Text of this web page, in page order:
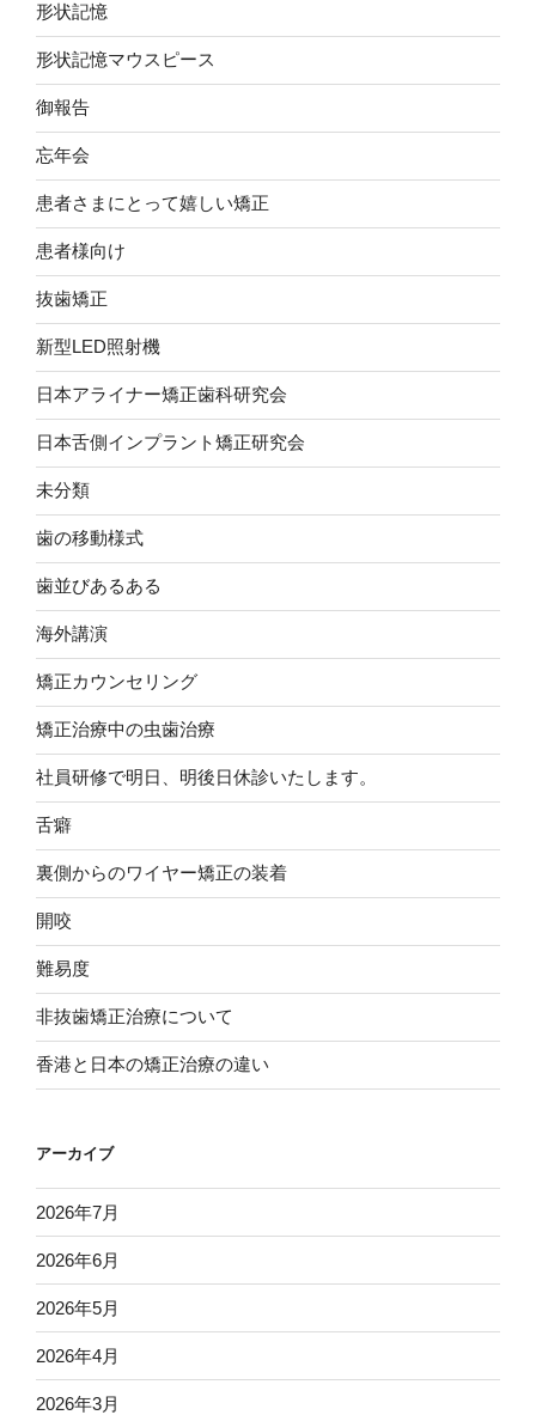
形状記憶
形状記憶マウスピース
御報告
忘年会
患者さまにとって嬉しい矯正
患者様向け
抜歯矯正
新型LED照射機
日本アライナー矯正歯科研究会
日本舌側インプラント矯正研究会
未分類
歯の移動様式
歯並びあるある
海外講演
矯正カウンセリング
矯正治療中の虫歯治療
社員研修で明日、明後日休診いたします。
舌癖
裏側からのワイヤー矯正の装着
開咬
難易度
非抜歯矯正治療について
香港と日本の矯正治療の違い
アーカイブ
2026年7月
2026年6月
2026年5月
2026年4月
2026年3月